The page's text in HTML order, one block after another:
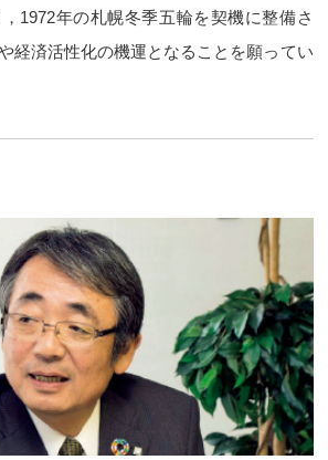
1972年の札幌冬季五輪を契機に整備さ
経済活性化の機運となることを願ってい